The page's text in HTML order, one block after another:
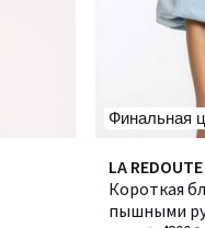
Финальная
LA
Короткая
пышными
4
/
5